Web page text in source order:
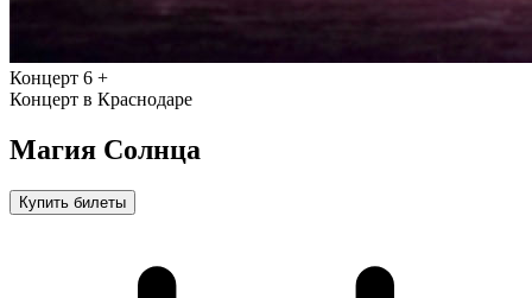
Концерт 6 +
Концерт в Краснодаре
Магия Солнца
Купить билеты